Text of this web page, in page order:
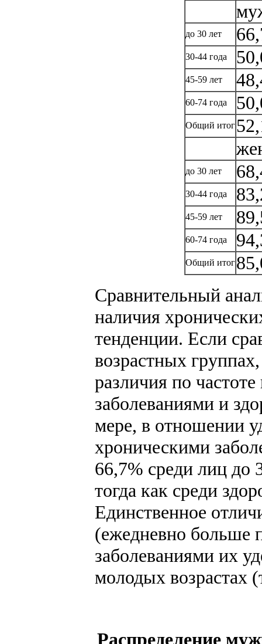
до 30 лет
30-44 года
45-59 лет
60-74 года
Общий итог
до 30 лет
30-44 года
45-59 лет
60-74 года
Общий итог
Сравнительный
наличия
тенденции. Если
возрастных
различия по
заболеваниями и
мере, в отношении
хроническими
66,7% среди лиц до
тогда как среди
Единственное
(ежедневно больше
заболеваниями их
молодых возрастах
Распределение